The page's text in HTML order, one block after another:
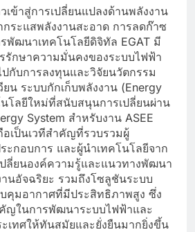
เข้าสู่การเปลี่ยนแปลงด้านพลังงาน
กระแสพลังงานสะอาด การลดก๊าซ
พัฒนาเทคโนโลยีดิจิทัล EGAT มี
กษาความมั่นคงของระบบไฟฟ้า
กับการลงทุนและวิจัยนวัตกรรม
น ระบบกักเก็บพลังงาน (Energy
โลยีใหม่ที่สนับสนุนการเปลี่ยนผ่าน
System สำหรับงาน ASEE
เป็นเวทีสำคัญที่รวบรวมผู้
ะกอบการ และผู้นำเทคโนโลยีจาก
ลี่ยนองค์ความรู้และแนวทางพัฒนา
นอัจฉริยะ รวมถึงโซลูชันระบบ
คุมอากาศที่มีประสิทธิภาพสูง ซึ่ง
ญในการพัฒนาระบบไฟฟ้าและ
เทศให้ทันสมัยและยั่งยืนมากยิ่งขึ้น